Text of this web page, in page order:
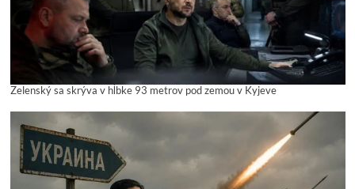
Zelenský sa skrýva v hĺbke 93 metrov pod zemou v Kyjeve